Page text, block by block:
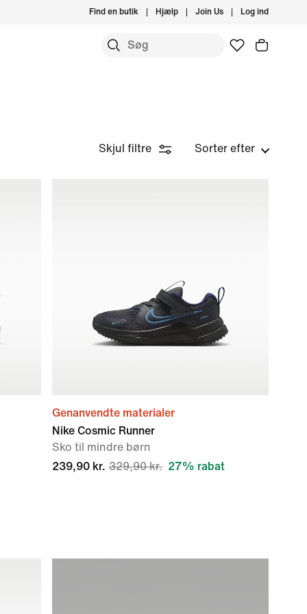
Find en butik Hjælp Join Us Log ind
Skjul filtre Sorter efter
Genanvendte materialer
Nike Cosmic Runner
Sko til mindre børn
239,90 kr. 329,90 kr. 27% rabat